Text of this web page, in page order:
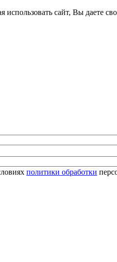
сайт, Вы даете
политики обработки